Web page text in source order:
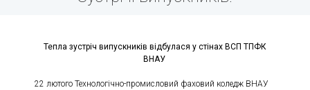
Тепла зустріч випускників відбулася у стінах ВСП ТПФК
ВНАУ
22 лютого Технологічно-промисловий фаховий коледж ВНАУ